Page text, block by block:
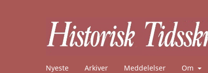
Nyeste Arkiver Meddelelser Om